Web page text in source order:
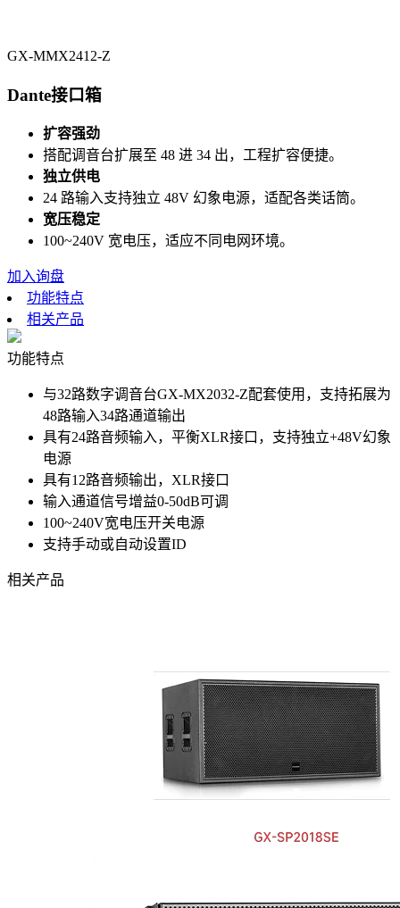
GX-MMX2412-Z
Dante接口箱
扩容强劲
搭配调音台扩展至 48 进 34 出，工程扩容便捷。
独立供电
24 路输入支持独立 48V 幻象电源，适配各类话筒。
宽压稳定
100~240V 宽电压，适应不同电网环境。
加入询盘
功能特点
相关产品
功能特点
与32路数字调音台GX-MX2032-Z配套使用，支持拓展为
48路输入34路通道输出
具有24路音频输入，平衡XLR接口，支持独立+48V幻象
电源
具有12路音频输出，XLR接口
输入通道信号增益0-50dB可调
100~240V宽电压开关电源
支持手动或自动设置ID
相关产品